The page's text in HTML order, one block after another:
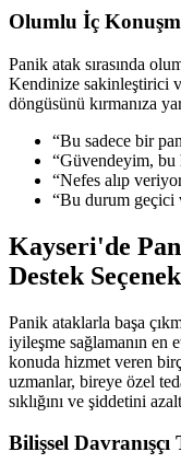
Olumlu İç
Panik atak sırasında
Kendinize sakinleştirici
döngüsünü kırmanıza
“Bu sadece bir
“Güvendeyim, bu
“Nefes alıp
“Bu durum geçici
Kayseri'de
Destek
Panik ataklarla başa
iyileşme sağlamanın en
konuda hizmet veren
uzmanlar, bireye özel
sıklığını ve şiddetini
Bilişsel